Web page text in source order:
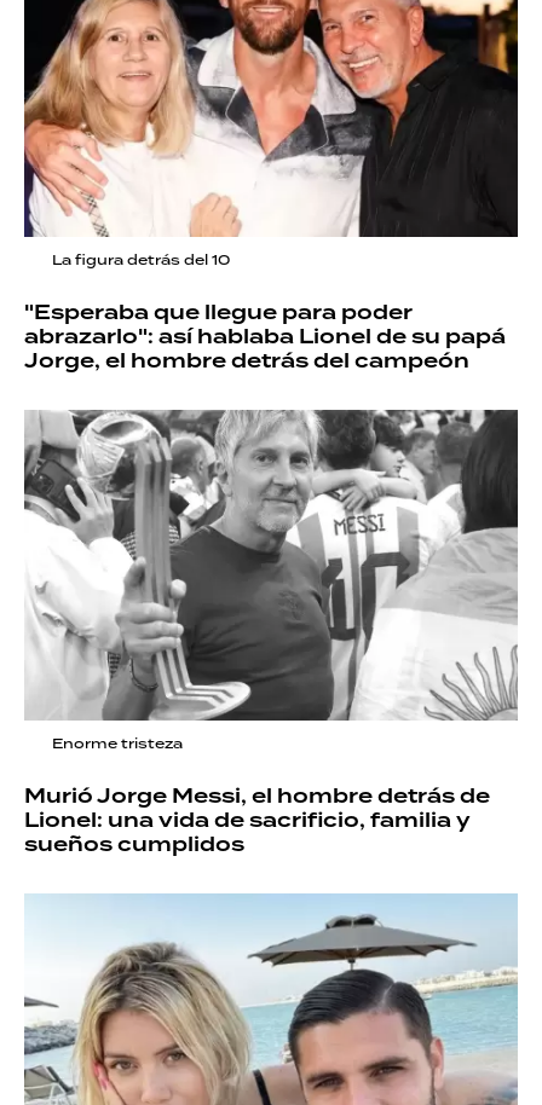
La figura detrás del 10
"Esperaba que llegue para poder
abrazarlo": así hablaba Lionel de su papá
Jorge, el hombre detrás del campeón
Enorme tristeza
Murió Jorge Messi, el hombre detrás de
Lionel: una vida de sacrificio, familia y
sueños cumplidos